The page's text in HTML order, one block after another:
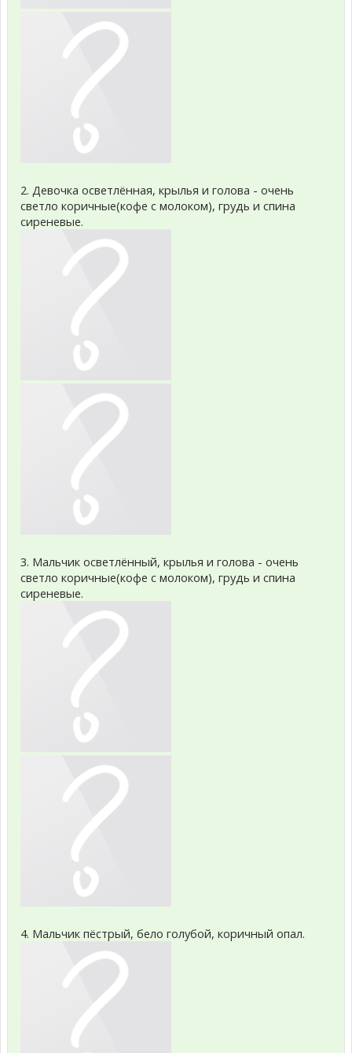
2. Девочка осветлённая, крылья и голова - очень
светло коричные(кофе с молоком), грудь и спина
сиреневые.
3. Мальчик осветлённый, крылья и голова - очень
светло коричные(кофе с молоком), грудь и спина
сиреневые.
4. Мальчик пёстрый, бело голубой, коричный опал.